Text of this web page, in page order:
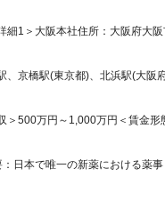
細1＞大阪本社住所：大阪府大
、京橋駅(東京都)、北浜駅(大阪
＞500万円～1,000万円＜賃金
日本で唯一の新薬における薬